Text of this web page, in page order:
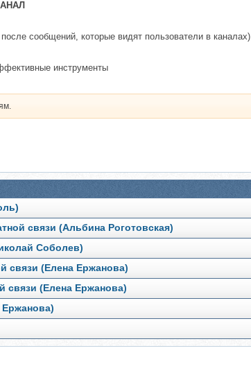
сообщений, которые видят пользователи в каналах)
инструменты
связи (Альбина Роготовская)
Соболев)
связи (Елена Ержанова)
связи (Елена Ержанова)